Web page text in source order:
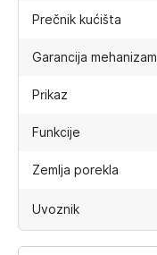
Prečnik kućišta
Garancija mehanizam
Prikaz
Funkcije
Zemlja porekla
Uvoznik